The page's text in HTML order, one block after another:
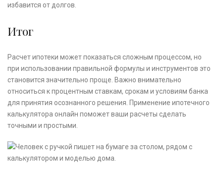
избавится от долгов.
Итог
Расчет ипотеки может показаться сложным процессом, но
при использовании правильной формулы и инструментов это
становится значительно проще. Важно внимательно
относиться к процентным ставкам, срокам и условиям банка
для принятия осознанного решения. Применение ипотечного
калькулятора онлайн поможет ваши расчеты сделать
точными и простыми.